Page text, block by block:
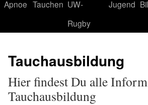
Apnoe Tauchen UW-
Rugby
Jugend
Tauchausbildung
Hier findest Du alle
Tauchausbildung